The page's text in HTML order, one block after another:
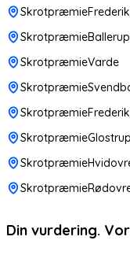
SkrotpræmieBallerup
SkrotpræmieVarde
SkrotpræmieGlostrup
Din vurdering.